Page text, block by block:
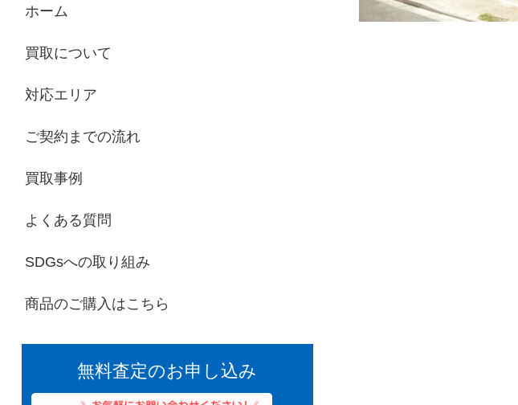
ホーム
買取について
対応エリア
ご契約までの流れ
買取事例
よくある質問
SDGsへの取り組み
商品のご購入はこちら
無料査定のお申し込み